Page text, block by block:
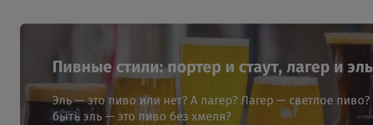
Пивные стили: портер и стаут, лагер и эль
Эль — это пиво или нет? А лагер? Лагер — светлое
быть эль — это пиво без хмеля?